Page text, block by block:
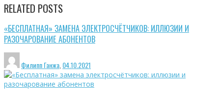
RELATED POSTS
«БЕСПЛАТНАЯ» ЗАМЕНА ЭЛЕКТРОСЧЁТЧИКОВ: ИЛЛЮЗИИ И
РАЗОЧАРОВАНИЕ АБОНЕНТОВ
Филипп Ганжа 04.10.2021